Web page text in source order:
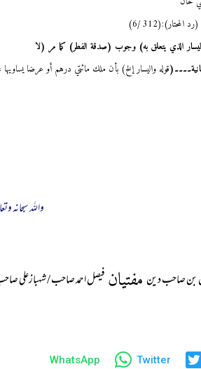
المحتار)(6/ 312):
الذي يتعلق به) وجوب (صدقة الفطر) كما مر (لا
قوله واليسار إلخ) بأن ملك مائتي درهم أو عرضا
واللہ سبحانہ
بن صاحب دین مفتیان فیصل احمد صاحب / شہبازعلی
Twitter
WhatsApp